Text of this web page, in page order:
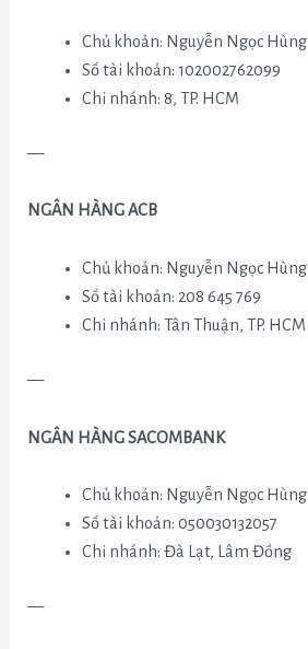
Chủ khoản: Nguyễn Ngọc Hùng
Số tài khoản: 102002762099
Chi nhánh: 8, TP. HCM
—
NGÂN HÀNG ACB
Chủ khoản: Nguyễn Ngọc Hùng
Số tài khoản: 208 645 769
Chi nhánh: Tân Thuận, TP. HCM
—
NGÂN HÀNG SACOMBANK
Chủ khoản: Nguyễn Ngọc Hùng
Số tài khoản: 050030132057
Chi nhánh: Đà Lạt, Lâm Đồng
—